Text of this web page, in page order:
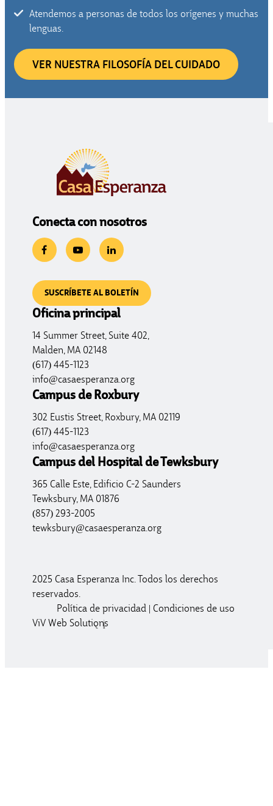
Atendemos a personas de todos los orígenes y muchas
lenguas.
VER NUESTRA FILOSOFÍA DEL CUIDADO
Conecta con nosotros
SUSCRÍBETE AL BOLETÍN
Oficina principal
14 Summer Street, Suite 402,
Malden, MA 02148
(617) 445-1123
info@casaesperanza.org
Campus de Roxbury
302 Eustis Street, Roxbury, MA 02119
(617) 445-1123
info@casaesperanza.org
Campus del Hospital de Tewksbury
365 Calle Este, Edificio C-2 Saunders
Tewksbury, MA 01876
(857) 293-2005
tewksbury@casaesperanza.org
2025 Casa Esperanza Inc. Todos los derechos
reservados.
Política de privacidad
Condiciones de uso
ViV Web Solutions